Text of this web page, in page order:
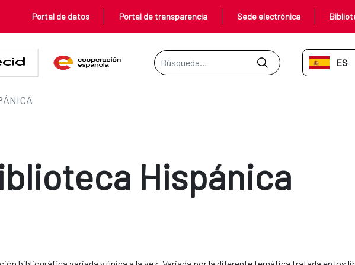
Portal de datos Portal de transparencia Sede electrónica
Barra de búsqueda
ES-
Hispánica